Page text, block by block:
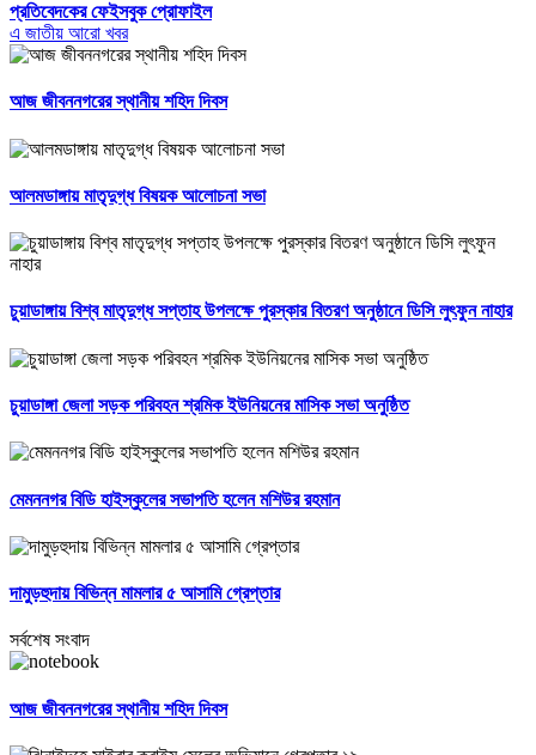
প্রতিবেদকের ফেইসবুক প্রোফাইল
এ জাতীয় আরো খবর
আজ জীবননগরের স্থানীয় শহিদ দিবস
আলমডাঙ্গায় মাতৃদুগ্ধ বিষয়ক আলোচনা সভা
চুয়াডাঙ্গায় বিশ্ব মাতৃদুগ্ধ সপ্তাহ উপলক্ষে পুরস্কার বিতরণ অনুষ্ঠানে ডিসি লুৎফুন নাহার
চুয়াডাঙ্গা জেলা সড়ক পরিবহন শ্রমিক ইউনিয়নের মাসিক সভা অনুষ্ঠিত
মেমননগর বিডি হাইস্কুলের সভাপতি হলেন মশিউর রহমান
দামুড়হুদায় বিভিন্ন মামলার ৫ আসামি গ্রেপ্তার
সর্বশেষ সংবাদ
আজ জীবননগরের স্থানীয় শহিদ দিবস